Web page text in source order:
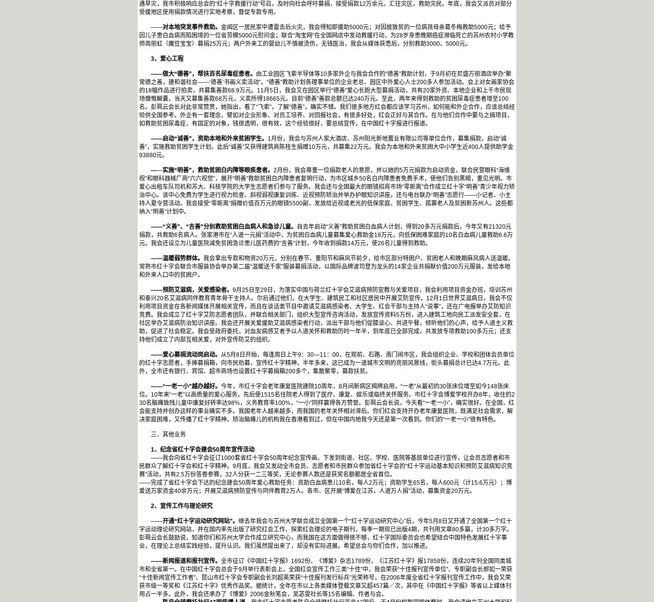
遇旱灾，我市积极响应总会的“红十字救援行动”号召，及时向社会呼吁募捐，接受捐款12万余元，汇往灾区，救助灾民。年底，我会又派员对部分
受援地区使用捐款情况进行实地考察，督促专款专用。
——对本地突发事件救助。 金阊区一居民家中遭雷击后火灾，我会得知即援助5000元；对因故致贫的一位病孩母亲葛冬梅救助5000元；给予
因儿子患白血病而陷困境的一位省劳模5000元慰问金；联合“淘宝网“在全国网店中发动救援行动，为28岁身患晚期癌症濒临死亡的苏州农村小学教
师周丽虹（魔豆宝宝）募捐25万元；两户外来工的婴幼儿不慎被烫伤，无钱医治，我会从媒体获悉后，分别救助3000、5000元。
3、爱心工程
——做大“德善”，帮扶百名尿毒症患者。 由工业园区飞索半导体等10多家外企与我会合作的“德善”救助计划，于9月初在尼盛万丽酒店举办“聚
常德之善，建和谐社会——‘德善’书画义卖活动”。“德善”救助计划各理事单位的企业老总、园区中外爱心人士200多人参加活动。会上对女画家协会
的18幅作品进行拍卖，共募集善款68.9万元。11月5日，我会又在园区举行“德善”爱心长跑大型募捐活动，共有20家外资、本地企业和上千市民现
场慷慨解囊，当天又募集善款68万元，义卖所得18665元。目前“德善”善款总额已达240万元。至此，两年来得到救助的贫困尿毒症患者增至100
名。彭珮云会长对此非常赞赏，她指出，看了“飞索”，了解“德善”，确实不错。我们很多地方红会都应该学习苏州，如何能和外企合作，应该总结经
验供全国参考。外企有一套理念，譬如对企业形象、对员工培养、对回报社会，有很多好处，红会正好与其合作。在与他们合作中要与之搞项目，
如救助贫困尿毒症，有固定的对象，钱很透明，很有效，这个经验很好，要总结宣传，在中国红十字报进行报道。
——启动“诚善”，资助本地和外来贫困学生。 1月份，我会与苏州人家大酒店、苏州阳光新地置业有限公司等单位合作，募集捐款，启动“诚
善”，实施救助贫困学生计划。此后“诚善”又获得建筑商陈桂生捐赠10万元，共募集22万元。我会为本地和外来贫困大中小学生近400人提供助学金
93880元。
——实施“明善”，救助贫困白内障等眼疾患者。 2月份，我会尊重一位捐款老人的意愿，并以她的5万元捐款为启动资金，联合民营眼科“海维
视”和眼科器械厂商“六六视觉”，展开“明善”救助贫困白内障患者复明行动，为市区城乡50名白内障患者免费手术，使他们告别黑暗，重见光明。市
爱心出租车队司机和苏大、科技学院的大学生志愿者们参与了服务。我会还与全国最大的眼镜招商市场“零距离”合作成立红十字“明善”青少年视力矫
治中心。该中心免费为学生进行视力检查、斜视弱视康复训练、近视预防矫治并举办护眼知识讲座，还与电台联办“明善”志愿行——小记者、小主
持人夏令营活动。我会接受“零距离”捐赠价值百万元的眼镜5500副，发放给近视或老光的低保家庭、贫困学生、孤寡老人及贫困新苏州人。这些都
纳入“明善”计划中。
——“义善”、“吉善”分别救助贫困白血病人和急诊儿童。
自去年启动“义善”救助贫困白血病人计划，得到20多万元捐款后，今年又有21320元
捐款，共救助6名病人。张家港市在“人道一元捐”活动中，为贫困白血病儿童募集爱心救助金18万元，向低保困难家庭的10名白血病儿童救助6.6万
元。我会还设立为儿童医院减免贫困急诊患儿医药费的“吉善”计划，今年收到捐款14万元，使26名儿童得到救助。
——温暖弱势群体。 我会拿出专款和物资20万元，分别在春节、重阳节和麻风节前夕，给市区部分特困户、贫困老人和晚期麻风病人送温暖。
常熟市红十字会联合市服装协会举办第二届“温暖送千家”服装募捐活动，以国际品牌波司登为龙头的14家企业共捐献价值200万元服装，发给本地
和外来人口中的贫困户。
——预防艾滋病，关爱感染者。 9月25日至29日，为落实中国与荷兰红十字会艾滋病预防宣教与关爱项目，我会利用项目资金办班，培训苏州
和泰兴20名艾滋病同伴教育青年骨干主持人。尔后通过他们，在大学生、建筑民工和社区居民中开展艾防宣传。12月1日世界艾滋病日，我会不仅
利用项目资金在各新闻媒体开展相关宣传，而且在谈话类节目中邀请艾滋病感染者、大学生、红会干部与主持人“说事”，还在广电报举办艾防知识
竞费。我会成立了红十字艾防志愿者团队，并联合相关部门，组织大型宣传咨询活动，发放宣传资料5万份，进入建筑工地向民工派发安全套，在
社区举办艾滋病防治知识讲座。我会还开展关爱援助艾滋病感染者行动，派出干部与他们促膝谈心、共进午餐，倾听他们的心声，给予人道主义救
助，促进了社会稳定。我会受政府委托，对血友病感艾者予以人道关怀和救助历时一年半，到年底已全部完成，共发放专项救助100多万元；还支
持他们成立了内部互相关爱，对外宣传防艾的组织。
——爱心募捐流动岗启动。 从5月8日开始，每逢周日上午9：30—11：00，在观前、石路、南门闹市区，我会组织企业、学校和团体会员单位
的红十字志愿者，手捧募捐箱，向市民劝募，宣传红十字精神。半年多来，这已成为一道城市文明的亮丽风景线，街头募捐总计已达4.7万元。此
外，全市还有银行、宾馆、超市商场也设置红十字募捐箱200多个，集散聚零，募款扶贫。
——“一老一小”越办越好。 今年，市红十字会老年康复医院建院10周年，8月间新病区揭牌启用，“一老”从最初的30张床位增至如今148张床
位。10年来“一老”以高质量的爱心服务，先后使1515名住院老人得到了医疗、康复、娱乐或临终关怀服务。市红十字会博爱学校开办8年，收住的2
30名脑瘫致残儿童中康复好转率达98%，义务教育率100%，“一小”同样赢得各方赞誉。彭珮云会长说，今天看“一老一小”，确实很好。在全国，红
会能支持并创办这样的事业确实不多。我国老年人越来越多，而我国的老年关怀相对滞后。你们红会支持开办老年康复医院，既满足社会需求，解
决家庭困难，又传播了红十字精神。矫治脑瘫儿的机构我在香港看到过，但在中国内地我今天还是第一次看到。你们的“一老一小”很有特色。
三、其他业务
1、纪念省红十字会建会50周年宣传活动
——我会向省红十字会征订1000套省红十字会50周年纪念宣传画，下发到街道、社区、学校、医院等基层单位进行宣传，让会员志愿者和市
民群众了解红十字会和红十字精神。9月底，我会又发动全市会员、志愿者和市民群众参加省红十字会的“红十字运动基本知识和预防艾滋病知识竞
赛”活动，共有2.5万份答卷参赛，32人分获一二三等奖，无论参赛人数还是获奖名额都居全省首位。
——完成了省红十字会下达的纪念建会50周年爱心救助任务：资助白血病患儿10名，每人2万元；资助学生65名，每人600元（计15.6万元）；博
爱送万家资金40余万元；开展艾滋病预防宣传与同伴教育2万人。各市、区开展“博爱在江苏，人道万人捐”活动，募集资金20万元。
2、宣传工作与理论研究
——开通“红十字运动研究网站”。 继去年我会与苏州大学联合成立全国第一个“红十字运动研究中心”后，今年5月8日又开通了全国第一个红十
字运动理论研究网站，并在国内率先出版了研究红会工作、探索红会理论的电子期刊，每季一期现已出版4期，共刊用文章80多篇，计30多万字。
彭珮云会长鼓励说，知道你们和苏州大学合作成立研究中心，而我国在这方面做得很不够，红十字国际委员会也希望结合中国特色发展红十字事
业，在理论上总结实践经验，提升认识。我们虽然提出来了，却没有实际进展。希望总会与你们合作，加以推进。
——新闻报道和报刊宣传。 全市征订《中国红十字报》1692份、《博爱》杂志1789份，《江苏红十字》报17858份，连续20年列全国同类城
市和全省第一。在中国红十字会总会于9月举行表彰会上，全国红会宣传工作三类“十佳”中，我会荣获“十佳报刊宣传单位”、专职副会长郝如一荣获
“十佳新闻宣传工作者”、昆山市红十字会专职副会长刘超英荣获“十佳报刊发行标兵”光荣称号。在2006年度全省红十字报刊宣传工作中，我会又荣
获市级一等奖和《江苏红十字》优秀作品奖。据统计，全年在市以上各类媒体登载文章又超457篇／次，其中在《中国红十字报》等省以上媒体刊
用占一半多。此外，我会还承办了《博爱》2006金秋笔会，吴苾雯社长等15名编辑、作者与会。